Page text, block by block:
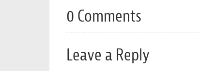
0 Comments
Leave a Reply